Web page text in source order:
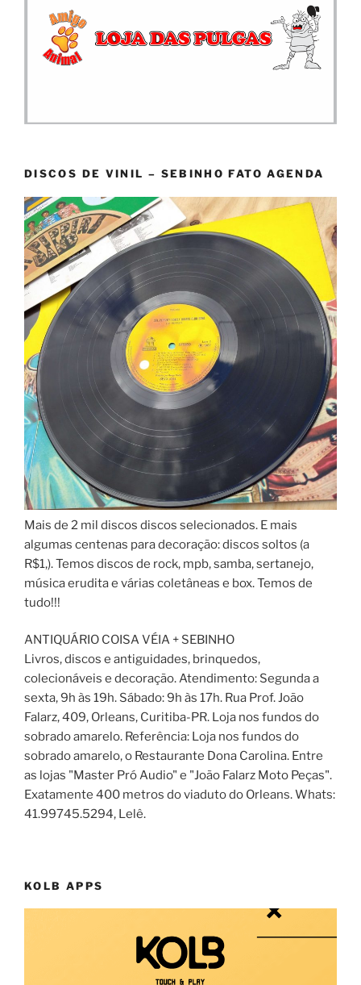
DISCOS DE VINIL – SEBINHO FATO AGENDA
Mais de 2 mil discos discos selecionados. E mais
algumas centenas para decoração: discos soltos (a
R$1,). Temos discos de rock, mpb, samba, sertanejo,
música erudita e várias coletâneas e box. Temos de
tudo!!!
ANTIQUÁRIO COISA VÉIA + SEBINHO
Livros, discos e antiguidades, brinquedos,
colecionáveis e decoração. Atendimento: Segunda a
sexta, 9h às 19h. Sábado: 9h às 17h. Rua Prof. João
Falarz, 409, Orleans, Curitiba-PR. Loja nos fundos do
sobrado amarelo. Referência: Loja nos fundos do
sobrado amarelo, o Restaurante Dona Carolina. Entre
as lojas "Master Pró Audio" e "João Falarz Moto Peças".
Exatamente 400 metros do viaduto do Orleans. Whats:
41.99745.5294, Lelê.
KOLB APPS